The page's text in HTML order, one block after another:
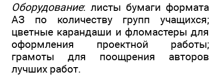
Оборудование: листы бумаги формата
АЗ по количеству групп учащихся;
цветные карандаши и фломастеры для
оформления проектной работы;
грамоты для поощрения авторов
лучших работ.